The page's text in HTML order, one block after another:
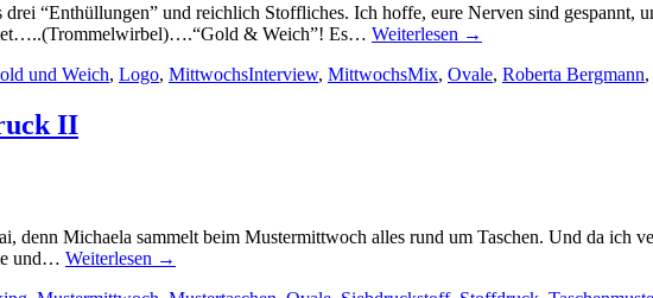
“Enthüllungen” und reichlich Stoffliches. Ich hoffe, eure Nerven sind
& Weich”! Es… Weiterlesen →
und Weich, Logo, MittwochsInterview, MittwochsMix, Ovale, Roberta Bergmann,
II
denn Michaela sammelt beim Mustermittwoch alles rund um Taschen. Und da ich
und… Weiterlesen →